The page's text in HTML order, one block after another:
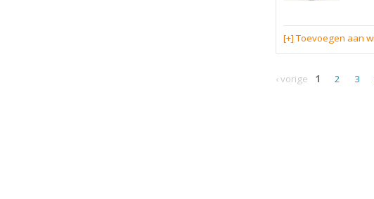
[+] Toevoegen aan
‹ vorige 1 2 3